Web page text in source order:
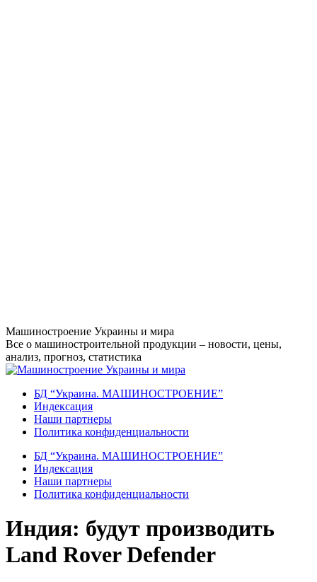
Перейти
к
содержанию
Машиностроение Украины и мира
Все о машиностроительной продукции – новости, цены,
анализ, прогноз, статистика
БД “Украина. МАШИНОСТРОЕНИЕ”
Индекcация
Наши партнеры
Политика конфиденциальности
БД “Украина. МАШИНОСТРОЕНИЕ”
Индекcация
Наши партнеры
Политика конфиденциальности
Индия: будут производить
Land Rover Defender